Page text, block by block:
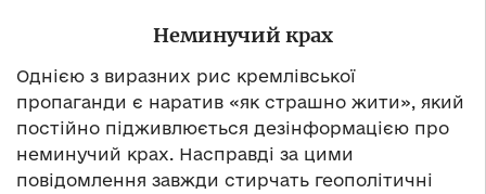
Неминучий крах
Однією з виразних рис кремлівської
пропаганди є наратив «як страшно жити», який
постійно підживлюється дезінформацією про
неминучий крах. Насправді за цими
повідомлення завжди стирчать геополітичні